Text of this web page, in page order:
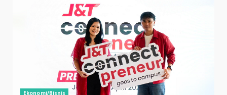
Ekonomi/Bisnis